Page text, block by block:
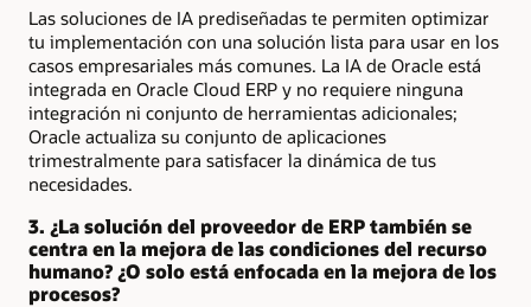
Las soluciones de IA prediseñadas te permiten optimizar
tu implementación con una solución lista para usar en los
casos empresariales más comunes. La IA de Oracle está
integrada en Oracle Cloud ERP y no requiere ninguna
integración ni conjunto de herramientas adicionales;
Oracle actualiza su conjunto de aplicaciones
trimestralmente para satisfacer la dinámica de tus
necesidades.
3. ¿La solución del proveedor de ERP también se
centra en la mejora de las condiciones del recurso
humano? ¿O solo está enfocada en la mejora de los
procesos?